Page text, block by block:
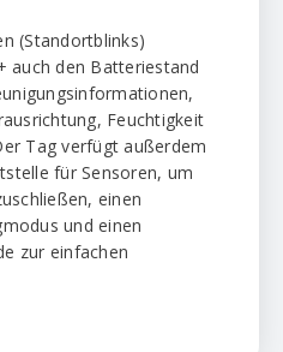
(Standortblinks)
auch den Batteriestand
Feuchtigkeit
Tag verfügt außerdem
für Sensoren, um
einen
und einen
zur einfachen